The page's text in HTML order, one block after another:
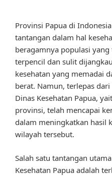
Provinsi Papua di
tantangan dalam hal
beragamnya populasi
terpencil dan sulit
kesehatan yang memadai
berat. Namun, terlepas
Dinas Kesehatan Papua,
provinsi, telah mencapai
dalam meningkatkan hasil
wilayah tersebut.
Salah satu tantangan
Kesehatan Papua adalah